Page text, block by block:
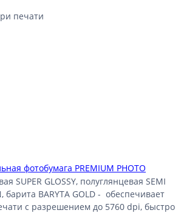
печати
фотобумага PREMIUM PHOTO
SUPER GLOSSY, полуглянцевая SEMI
барита BARYTA GOLD - обеспечивает
с разрешением до 5760 dpi, быстро